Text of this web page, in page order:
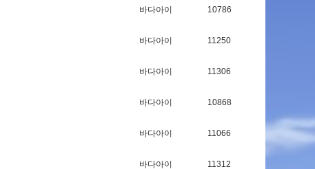
바다아이 10786
바다아이 11250
바다아이 11306
바다아이 10868
바다아이 11066
바다아이 11312